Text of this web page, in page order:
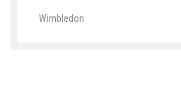
Wimbledon